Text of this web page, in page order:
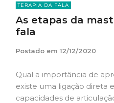
TERAPIA DA FALA
As etapas da
fala
Postado em 12/12/2020
Qual a importância de
existe uma ligação direta
capacidades de